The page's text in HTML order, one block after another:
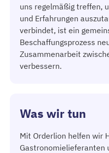
uns regelmäßig treffen,
und Erfahrungen
verbindet, ist ein
Beschaffungsprozess
Zusammenarbeit
verbessern.
Was wir tun
Mit Orderlion helfen wir
Gastronomielieferanten